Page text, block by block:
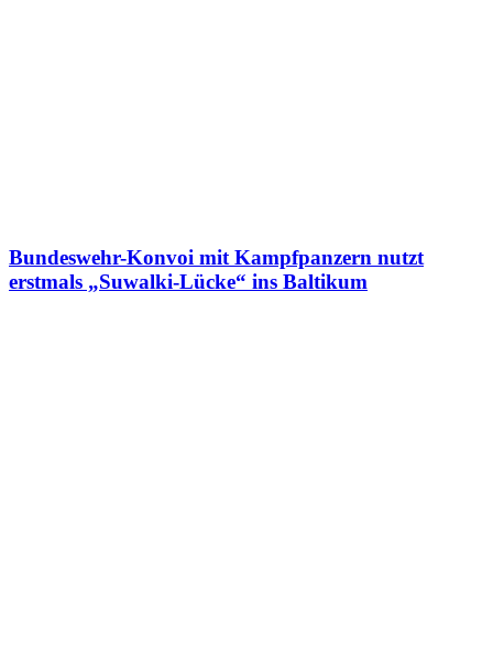
Bundeswehr-Konvoi mit Kampfpanzern nutzt
erstmals „Suwalki-Lücke“ ins Baltikum